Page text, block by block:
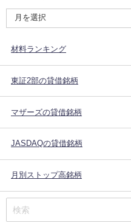
材料ランキング
東証2部の貸借銘柄
マザーズの貸借銘柄
JASDAQの貸借銘柄
月別ストップ高銘柄